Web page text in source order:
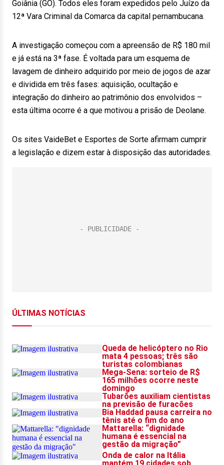
Goiânia (GO). Todos eles foram expedidos pelo Juízo da
12ª Vara Criminal da Comarca da capital pernambucana.
A investigação começou com a apreensão de R$ 180 mil
e já está na 3ª fase. É voltada para um esquema de
lavagem de dinheiro adquirido por meio de jogos de azar
e dividida em três fases: aquisição, ocultação e
integração do dinheiro ao patrimônio dos envolvidos –
esta última ocorre é a que motivou a prisão de Deolane.
Os sites VaideBet e Esportes de Sorte afirmam cumprir
a legislação e dizem estar à disposição das autoridades.